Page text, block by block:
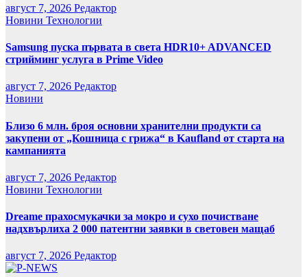
август 7, 2026 Редактор
Новини Технологии
Samsung пуска първата в света HDR10+ ADVANCED
стрийминг услуга в Prime Video
август 7, 2026 Редактор
Новини
Близо 6 млн. броя основни хранителни продукти са
закупени от „Кошница с грижа“ в Kaufland от старта на
кампанията
август 7, 2026 Редактор
Новини Технологии
Dreame прахосмукачки за мокро и сухо почистване
надхвърлиха 2 000 патентни заявки в световен мащаб
август 7, 2026 Редактор